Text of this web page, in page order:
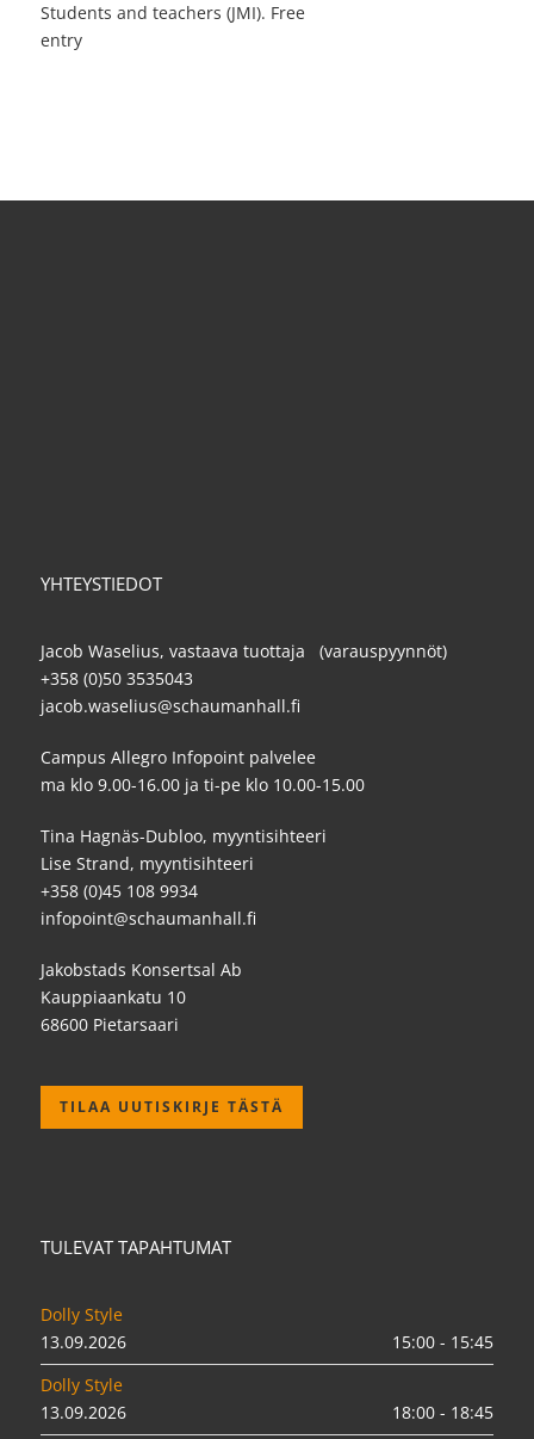
Students and teachers (JMI). Free
entry
YHTEYSTIEDOT
Jacob Waselius, vastaava tuottaja (varauspyynnöt)
+358 (0)50 3535043
jacob.waselius@schaumanhall.fi
Campus Allegro Infopoint palvelee
ma klo 9.00-16.00 ja ti-pe klo 10.00-15.00
Tina Hagnäs-Dubloo, myyntisihteeri
Lise Strand, myyntisihteeri
+358 (0)45 108 9934
infopoint@schaumanhall.fi
Jakobstads Konsertsal Ab
Kauppiaankatu 10
68600 Pietarsaari
TILAA UUTISKIRJE TÄSTÄ
TULEVAT TAPAHTUMAT
Dolly Style
13.09.2026
15:00 - 15:45
Dolly Style
13.09.2026
18:00 - 18:45